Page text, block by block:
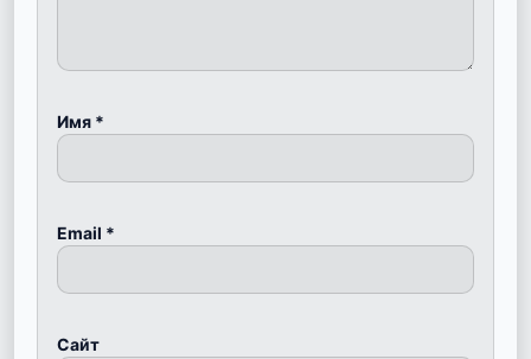
Имя *
Email *
Сайт